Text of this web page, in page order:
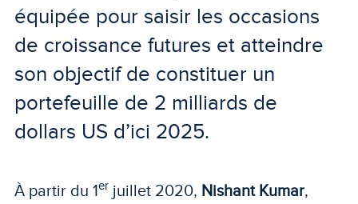
équipée pour saisir les occasions
de croissance futures et atteindre
son objectif de constituer un
portefeuille de 2 milliards de
dollars US d’ici 2025.
À partir du 1er juillet 2020, Nishant Kumar,